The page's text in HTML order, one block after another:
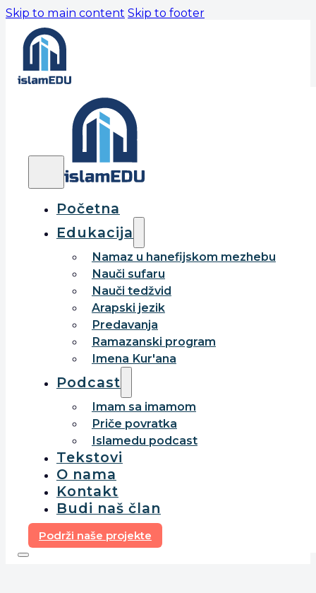
Skip to main content Skip to footer
Početna
Edukacija
Namaz u hanefijskom mezhebu
Nauči sufaru
Nauči tedžvid
Arapski jezik
Predavanja
Ramazanski program
Imena Kur'ana
Podcast
Imam sa imamom
Priče povratka
Islamedu podcast
Tekstovi
O nama
Kontakt
Budi naš član
Podrži naše projekte